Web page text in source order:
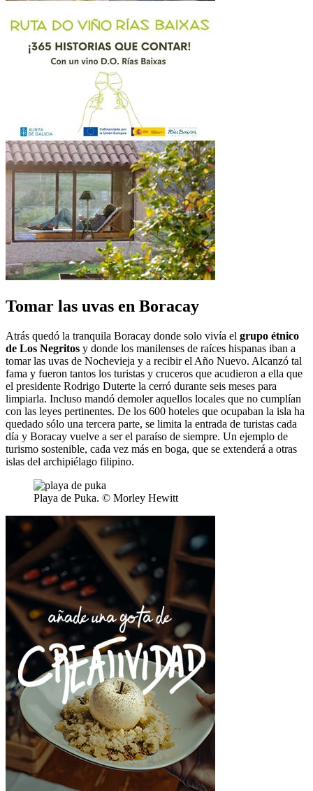
Tomar las uvas en Boracay
Atrás quedó la tranquila Boracay donde solo vivía el grupo étnico
de Los Negritos y donde los manilenses de raíces hispanas iban a
tomar las uvas de Nochevieja y a recibir el Año Nuevo. Alcanzó tal
fama y fueron tantos los turistas y cruceros que acudieron a ella que
el presidente Rodrigo Duterte la cerró durante seis meses para
limpiarla. Incluso mandó demoler aquellos locales que no cumplían
con las leyes pertinentes. De los 600 hoteles que ocupaban la isla ha
quedado sólo una tercera parte, se limita la entrada de turistas cada
día y Boracay vuelve a ser el paraíso de siempre. Un ejemplo de
turismo sostenible, cada vez más en boga, que se extenderá a otras
islas del archipiélago filipino.
Playa de Puka. © Morley Hewitt